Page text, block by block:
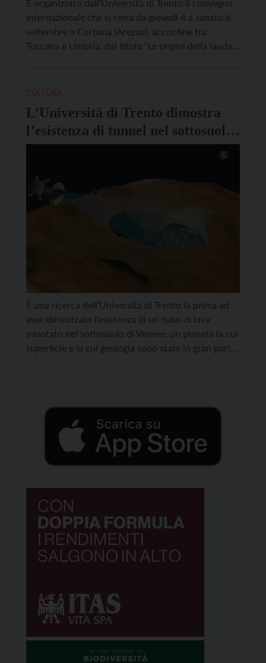
È organizzato dall’Università di Trento il convegno
internazionale che si terrà da giovedì 4 a sabato 6
settembre a Cortona (Arezzo), al confine tra
Toscana e Umbria, dal titolo “Le origini della lauda /
L’Università di Trento dimostra
l’esistenza di tunnel nel sottosuolo
di Venere
È una ricerca dell’Università di Trento la prima ad
aver dimostrato l’esistenza di un tubo di lava
svuotato nel sottosuolo di Venere, un pianeta la cui
superficie e la cui geologia sono state in gran parte